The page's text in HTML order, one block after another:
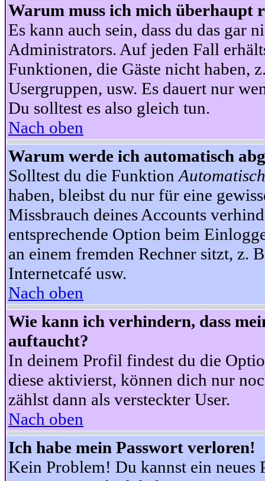
Warum muss ich mich überhaupt
Es kann auch sein, dass du das gar
Administrators. Auf jeden Fall
Funktionen, die Gäste nicht haben,
Usergruppen, usw. Es dauert nur
Du solltest es also gleich tun.
Nach oben
Warum werde ich automatisch
Solltest du die Funktion
haben, bleibst du nur für eine
Missbrauch deines Accounts
entsprechende Option beim
an einem fremden Rechner sitzt, z.
Internetcafé usw.
Nach oben
Wie kann ich verhindern, dass
auftaucht?
In deinem Profil findest du die
diese aktivierst, können dich nur
zählst dann als versteckter User.
Nach oben
Ich habe mein Passwort verloren!
Kein Problem! Du kannst ein neues